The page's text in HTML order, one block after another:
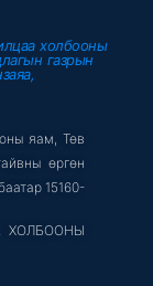
холбооны
газрын
яам, Төв
өргөн
15160-
ХОЛБООНЫ